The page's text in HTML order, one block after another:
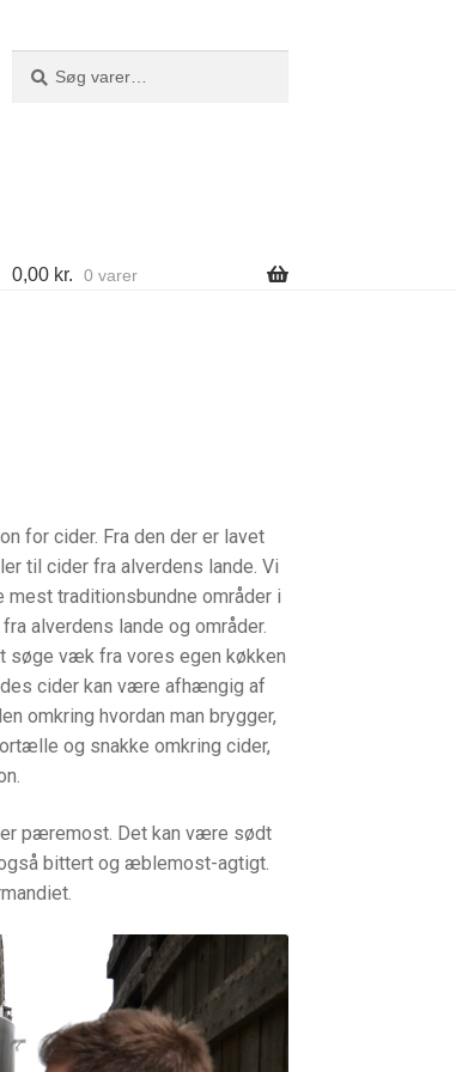
efter:
0,00 kr. 0 varer
for cider. Fra den der er lavet
til cider fra alverdens lande. Vi
traditionsbundne områder i
alverdens lande og områder.
søge væk fra vores egen køkken
cider kan være afhængig af
omkring hvordan man brygger,
og snakke omkring cider,
pæremost. Det kan være sødt
bittert og æblemost-agtigt.